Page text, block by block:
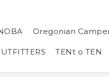
Oregonian
TENt o TEN